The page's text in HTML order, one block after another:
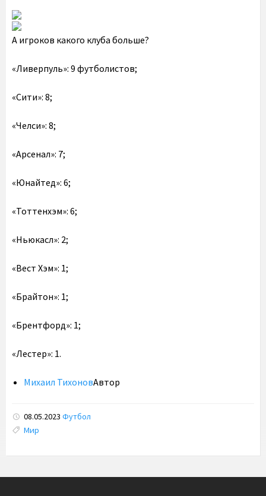
А игроков какого клуба больше?
«Ливерпуль»: 9 футболистов;
«Сити»: 8;
«Челси»: 8;
«Арсенал»: 7;
«Юнайтед»: 6;
«Тоттенхэм»: 6;
«Ньюкасл»: 2;
«Вест Хэм»: 1;
«Брайтон»: 1;
«Брентфорд»: 1;
«Лестер»: 1.
Михаил ТихоновАвтор
08.05.2023 Футбол
Tags:
Мир